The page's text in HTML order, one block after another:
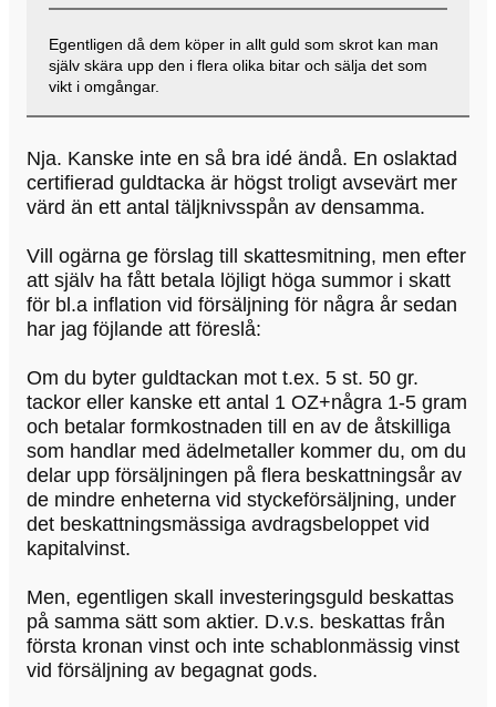
Egentligen då dem köper in allt guld som skrot kan man
själv skära upp den i flera olika bitar och sälja det som
vikt i omgångar.
Nja. Kanske inte en så bra idé ändå. En oslaktad
certifierad guldtacka är högst troligt avsevärt mer
värd än ett antal täljknivsspån av densamma.
Vill ogärna ge förslag till skattesmitning, men efter
att själv ha fått betala löjligt höga summor i skatt
för bl.a inflation vid försäljning för några år sedan
har jag föjlande att föreslå:
Om du byter guldtackan mot t.ex. 5 st. 50 gr.
tackor eller kanske ett antal 1 OZ+några 1-5 gram
och betalar formkostnaden till en av de åtskilliga
som handlar med ädelmetaller kommer du, om du
delar upp försäljningen på flera beskattningsår av
de mindre enheterna vid styckeförsäljning, under
det beskattningsmässiga avdragsbeloppet vid
kapitalvinst.
Men, egentligen skall investeringsguld beskattas
på samma sätt som aktier. D.v.s. beskattas från
första kronan vinst och inte schablonmässig vinst
vid försäljning av begagnat gods.